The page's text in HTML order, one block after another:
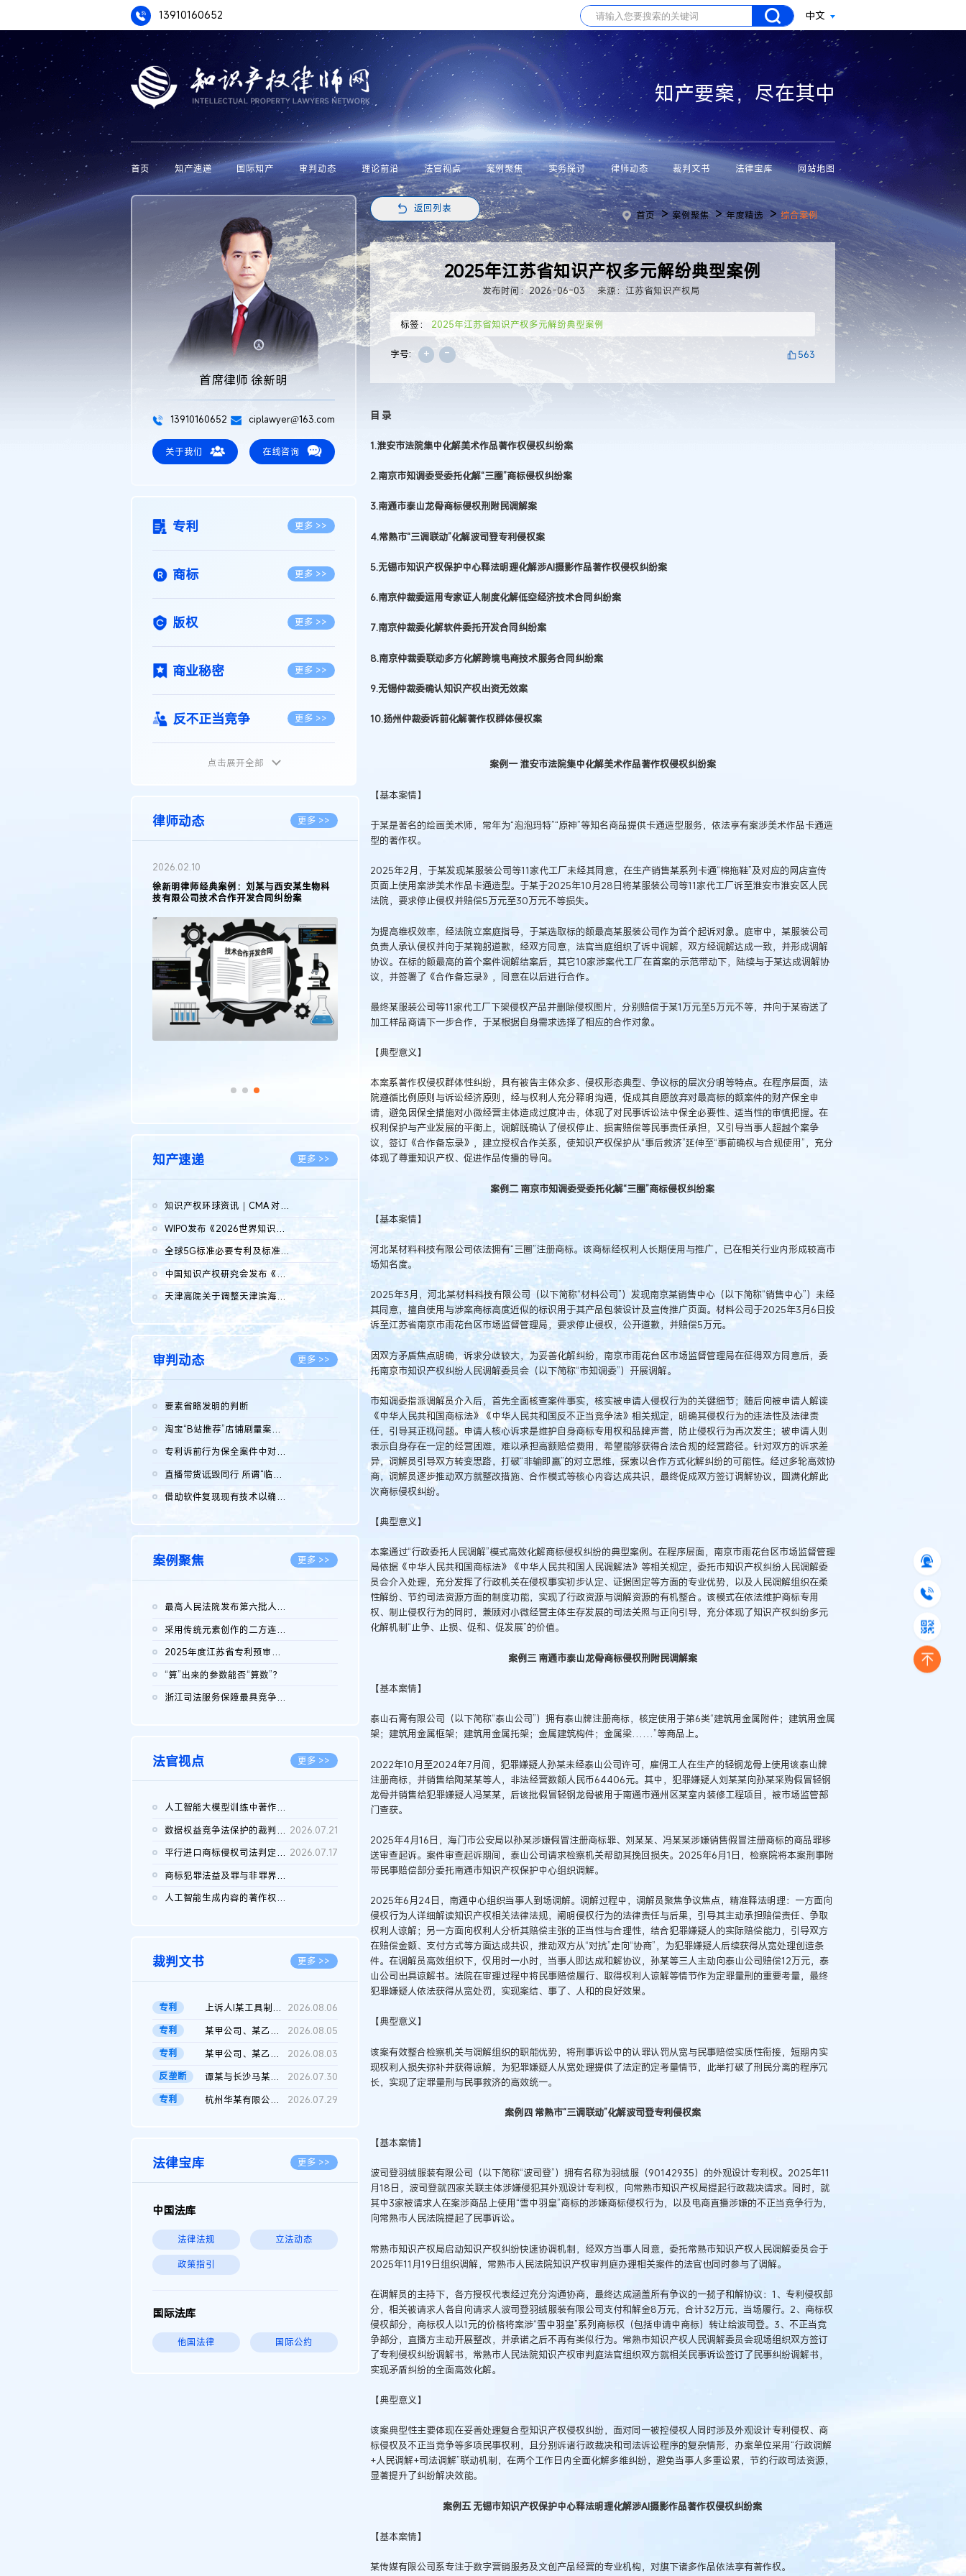
13910160652 中文
知产要案，尽在其中
首页 知产速递 国际知产 审判动态 理论前沿 法官视点 案例聚焦 实务探讨 律师动态 裁判文书 法律宝库 网站地图
首席律师 徐新明
13910160652 ciplawyer@163.com
关于我们 在线咨询
专利 更多 >>
商标 更多 >>
版权 更多 >>
商业秘密 更多 >>
反不正当竞争 更多 >>
植物新品种
地理标志 更多 >>
集成电路布图设计
传统文化 更多 >>
点击展开全部
律师动态 更多 >>
2026.02.10
徐新明律师经典案例：刘某与西安某生物科
技有限公司技术合作开发合同纠纷案
知产速递 更多 >>
知识产权环球资讯｜CMA 对微软发起调查；批量搬运二手平台数据构...
WIPO发布《2026世界知识产权报告》 含报告全文
全球5G标准必要专利及标准提案研究报告（2026年）全文发布
中国知识产权研究会发布《2025年度中国企业海外知识产权纠纷调查...
2026.08.07
天津高院关于调整天津滨海高新技术产业开发区华苑科技园一审普通...
2026.08.07
审判动态 更多 >>
要素省略发明的判断
淘宝“B站推荐”店铺刷量案维持原判，两被告连带赔偿150万元
专利诉前行为保全案件中对仿制药申请人曾作出三类声明的考量及违...
直播带货诋毁同行 所谓“临场发挥”不免责
借助软件复现现有技术以确认相关参数特征是否被公开
案例聚焦 更多 >>
最高人民法院发布第六批人民法院种业知识产权司法保护典型案例 含...
采用传统元素创作的二方连续装饰图案作品的独创性及侵权对比认定
2025年度江苏省专利预审典型案例
“算”出来的参数能否“算数”？
浙江司法服务保障最具竞争力营商环境建设典型案例（第二批）含侵...
法官视点 更多 >>
人工智能大模型训练中著作权的合理使用
2026.07.28
数据权益竞争法保护的裁判路径构建 2026.07.21
平行进口商标侵权司法判定规则的困境与纾解 2026.07.17
商标犯罪法益及罪与非罪界限研究
人工智能生成内容的著作权司法认定：演进逻辑、现实困境与规则建...
裁判文书 更多 >>
专利 上诉人I某工具制品有限公司与被上诉人程某及一审被告中华人民共和...
2026.08.06
专利
某甲公司、某乙公司、某丙公司申请诉前行为保全复议裁定书
2026.08.05
专利
某甲公司、某乙公司、官某与某丙公司专利申请权权属纠纷 二审判决...
2026.08.03
反垄断
谭某与长沙马某堆农产品股份有限公司滥用市场支配地位纠纷二审裁...
2026.07.30
专利
杭州华某有限公司与菲某有限公司侵害发明专利权纠纷 2026.07.29
法律宝库 更多 >>
中国法库
法律法规 立法动态
政策指引
国际法库
他国法律 国际公约
返回列表
首页 >案例聚焦 >年度精选 >综合案例
2025年江苏省知识产权多元解纷典型案例
发布时间：2026-06-03 来源：江苏省知识产权局
标签： 2025年江苏省知识产权多元解纷典型案例
字号: + - 563
目 录
1.淮安市法院集中化解美术作品著作权侵权纠纷案
2.南京市知调委受委托化解“三圈”商标侵权纠纷案
3.南通市泰山龙骨商标侵权刑附民调解案
4.常熟市“三调联动”化解波司登专利侵权案
5.无锡市知识产权保护中心释法明理化解涉AI摄影作品著作权侵权纠纷案
6.南京仲裁委运用专家证人制度化解低空经济技术合同纠纷案
7.南京仲裁委化解软件委托开发合同纠纷案
8.南京仲裁委联动多方化解跨境电商技术服务合同纠纷案
9.无锡仲裁委确认知识产权出资无效案
10.扬州仲裁委诉前化解著作权群体侵权案
案例一 淮安市法院集中化解美术作品著作权侵权纠纷案
【基本案情】
于某是著名的绘画美术师，常年为“泡泡玛特”“原神”等知名商品提供卡通造型服务，依法享有案涉美术作品卡通造
型的著作权。
2025年2月，于某发现某服装公司等11家代工厂未经其同意，在生产销售某系列卡通“棉拖鞋”及对应的网店宣传
页面上使用案涉美术作品卡通造型。于某于2025年10月28日将某服装公司等11家代工厂诉至淮安市淮安区人民
法院，要求停止侵权并赔偿5万元至30万元不等损失。
为提高维权效率，经法院立案庭指导，于某选取标的额最高某服装公司作为首个起诉对象。庭审中，某服装公司
负责人承认侵权并向于某鞠躬道歉，经双方同意，法官当庭组织了诉中调解，双方经调解达成一致，并形成调解
协议。在标的额最高的首个案件调解结案后，其它10家涉案代工厂在首案的示范带动下，陆续与于某达成调解协
议，并签署了《合作备忘录》，同意在以后进行合作。
最终某服装公司等11家代工厂下架侵权产品并删除侵权图片，分别赔偿于某1万元至5万元不等，并向于某寄送了
加工样品商请下一步合作，于某根据自身需求选择了相应的合作对象。
【典型意义】
本案系著作权侵权群体性纠纷，具有被告主体众多、侵权形态典型、争议标的层次分明等特点。在程序层面，法
院遵循比例原则与诉讼经济原则，经与权利人充分释明沟通，促成其自愿放弃对最高标的额案件的财产保全申
请，避免因保全措施对小微经营主体造成过度冲击，体现了对民事诉讼法中保全必要性、适当性的审慎把握。在
权利保护与产业发展的平衡上，调解既确认了侵权停止、损害赔偿等民事责任承担，又引导当事人超越个案争
议，签订《合作备忘录》，建立授权合作关系，使知识产权保护从“事后救济”延伸至“事前确权与合规使用”，充分
体现了尊重知识产权、促进作品传播的导向。
案例二 南京市知调委受委托化解“三圈”商标侵权纠纷案
【基本案情】
河北某材料科技有限公司依法拥有“三圈”注册商标。该商标经权利人长期使用与推广，已在相关行业内形成较高市
场知名度。
2025年3月，河北某材料科技有限公司（以下简称“材料公司”）发现南京某销售中心（以下简称“销售中心”）未经
其同意，擅自使用与涉案商标高度近似的标识用于其产品包装设计及宣传推广页面。材料公司于2025年3月6日投
诉至江苏省南京市雨花台区市场监督管理局，要求停止侵权，公开道歉，并赔偿5万元。
因双方矛盾焦点明确，诉求分歧较大，为妥善化解纠纷，南京市雨花台区市场监督管理局在征得双方同意后，委
托南京市知识产权纠纷人民调解委员会（以下简称“市知调委”）开展调解。
市知调委指派调解员介入后，首先全面核查案件事实，核实被申请人侵权行为的关键细节；随后向被申请人解读
《中华人民共和国商标法》《中华人民共和国反不正当竞争法》相关规定，明确其侵权行为的违法性及法律责
任，引导其正视问题。申请人核心诉求是维护自身商标专用权和品牌声誉，防止侵权行为再次发生；被申请人则
表示自身存在一定的经营困难，难以承担高额赔偿费用，希望能够获得合法合规的经营路径。针对双方的诉求差
异，调解员引导双方转变思路，打破“非输即赢”的对立思维，探索以合作方式化解纠纷的可能性。经过多轮高效协
商，调解员逐步推动双方就整改措施、合作模式等核心内容达成共识，最终促成双方签订调解协议，圆满化解此
次商标侵权纠纷。
【典型意义】
本案通过“行政委托人民调解”模式高效化解商标侵权纠纷的典型案例。在程序层面，南京市雨花台区市场监督管理
局依据《中华人民共和国商标法》《中华人民共和国人民调解法》等相关规定，委托市知识产权纠纷人民调解委
员会介入处理，充分发挥了行政机关在侵权事实初步认定、证据固定等方面的专业优势，以及人民调解组织在柔
性解纷、节约司法资源方面的制度功能，实现了行政资源与调解资源的有机整合。该模式在依法维护商标专用
权、制止侵权行为的同时，兼顾对小微经营主体生存发展的司法关照与正向引导，充分体现了知识产权纠纷多元
化解机制“止争、止损、促和、促发展”的价值。
案例三 南通市泰山龙骨商标侵权刑附民调解案
【基本案情】
泰山石膏有限公司（以下简称“泰山公司”）拥有泰山牌注册商标，核定使用于第6类“建筑用金属附件；建筑用金属
架；建筑用金属框架；建筑用金属托架；金属建筑构件；金属梁……”等商品上。
2022年10月至2024年7月间，犯罪嫌疑人孙某未经泰山公司许可，雇佣工人在生产的轻钢龙骨上使用该泰山牌
注册商标，并销售给陶某某等人，非法经营数额人民币64406元。其中，犯罪嫌疑人刘某某向孙某采购假冒轻钢
龙骨并销售给犯罪嫌疑人冯某某，后该批假冒轻钢龙骨被用于南通市通州区某室内装修工程项目，被市场监管部
门查获。
2025年4月16日，海门市公安局以孙某涉嫌假冒注册商标罪、刘某某、冯某某涉嫌销售假冒注册商标的商品罪移
送审查起诉。案件审查起诉期间，泰山公司请求检察机关帮助其挽回损失。2025年6月1日，检察院将本案刑事附
带民事赔偿部分委托南通市知识产权保护中心组织调解。
2025年6月24日，南通中心组织当事人到场调解。调解过程中，调解员聚焦争议焦点，精准释法明理：一方面向
侵权行为人详细解读知识产权相关法律法规，阐明侵权行为的法律责任与后果，引导其主动承担赔偿责任、争取
权利人谅解；另一方面向权利人分析其赔偿主张的正当性与合理性，结合犯罪嫌疑人的实际赔偿能力，引导双方
在赔偿金额、支付方式等方面达成共识，推动双方从“对抗”走向“协商”，为犯罪嫌疑人后续获得从宽处理创造条
件。在调解员高效组织下，仅用时一小时，当事人即达成和解协议，孙某等三人主动向泰山公司赔偿12万元，泰
山公司出具谅解书。法院在审理过程中将民事赔偿履行、取得权利人谅解等情节作为定罪量刑的重要考量，最终
犯罪嫌疑人依法获得从宽处罚，实现案结、事了、人和的良好效果。
【典型意义】
该案有效整合检察机关与调解组织的职能优势，将刑事诉讼中的认罪认罚从宽与民事赔偿实质性衔接，短期内实
现权利人损失弥补并获得谅解，为犯罪嫌疑人从宽处理提供了法定酌定考量情节，此举打破了刑民分离的程序冗
长，实现了定罪量刑与民事救济的高效统一。
案例四 常熟市“三调联动”化解波司登专利侵权案
【基本案情】
波司登羽绒服装有限公司（以下简称“波司登”）拥有名称为羽绒服（90142935）的外观设计专利权。2025年11
月18日，波司登就四家关联主体涉嫌侵犯其外观设计专利权，向常熟市知识产权局提起行政裁决请求。同时，就
其中3家被请求人在案涉商品上使用“雪中羽皇”商标的涉嫌商标侵权行为，以及电商直播涉嫌的不正当竞争行为，
向常熟市人民法院提起了民事诉讼。
常熟市知识产权局启动知识产权纠纷快速协调机制，经双方当事人同意，委托常熟市知识产权人民调解委员会于
2025年11月19日组织调解，常熟市人民法院知识产权审判庭办理相关案件的法官也同时参与了调解。
在调解员的主持下，各方授权代表经过充分沟通协商，最终达成涵盖所有争议的一揽子和解协议：1、专利侵权部
分，相关被请求人各自向请求人波司登羽绒服装有限公司支付和解金8万元，合计32万元，当场履行。2、商标权
侵权部分，商标权人以1元的价格将案涉“雪中羽皇”系列商标权（包括申请中商标）转让给波司登。3、不正当竞
争部分，直播方主动开展整改，并承诺之后不再有类似行为。常熟市知识产权人民调解委员会现场组织双方签订
了专利侵权纠纷调解书，常熟市人民法院知识产权审判庭法官组织双方就相关民事诉讼签订了民事纠纷调解书，
实现矛盾纠纷的全面高效化解。
【典型意义】
该案典型性主要体现在妥善处理复合型知识产权侵权纠纷，面对同一被控侵权人同时涉及外观设计专利侵权、商
标侵权及不正当竞争等多项民事权利，且分别诉诸行政裁决和司法诉讼程序的复杂情形，办案单位采用“行政调解
+人民调解+司法调解”联动机制，在两个工作日内全面化解多维纠纷，避免当事人多重讼累，节约行政司法资源，
显著提升了纠纷解决效能。
案例五 无锡市知识产权保护中心释法明理化解涉AI摄影作品著作权侵权纠纷案
【基本案情】
某传媒有限公司系专注于数字营销服务及文创产品经营的专业机构，对旗下诸多作品依法享有著作权。